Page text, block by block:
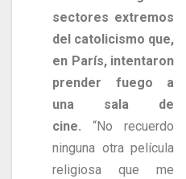
sectores extremos
del catolicismo que,
en París, intentaron
prender fuego a
una sala de
cine. “No recuerdo
ninguna otra película
religiosa que me